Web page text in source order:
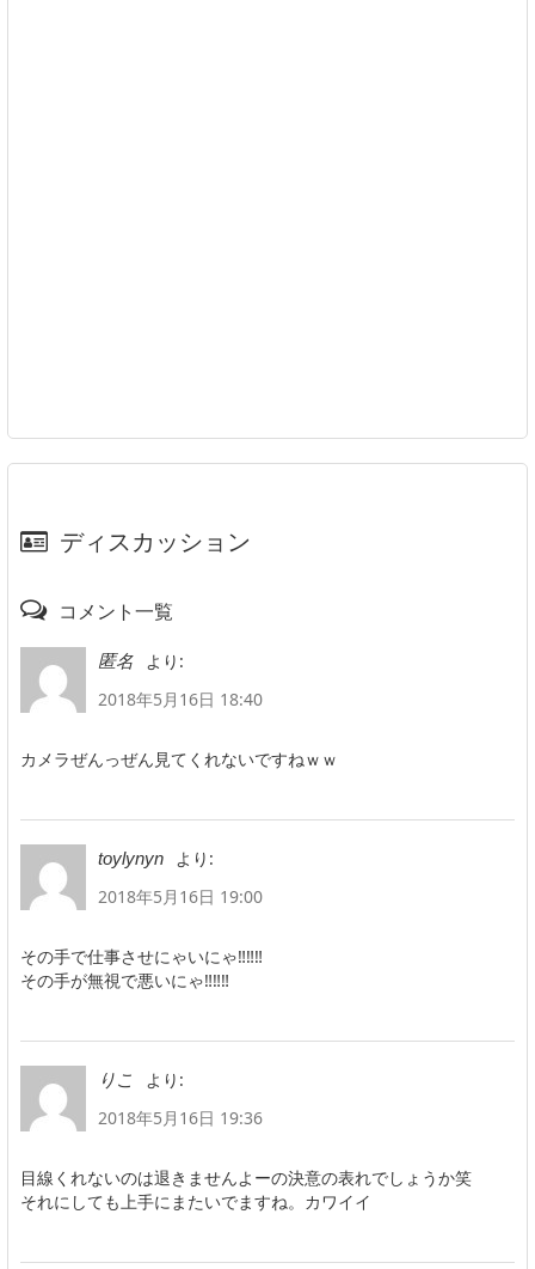
ディスカッション
コメント一覧
匿名
より:
2018年5月16日 18:40
カメラぜんっぜん見てくれないですねｗｗ
toylynyn
より:
2018年5月16日 19:00
その手で仕事させにゃいにゃ‼‼‼
その手が無視で悪いにゃ‼‼‼
りこ
より:
2018年5月16日 19:36
目線くれないのは退きませんよーの決意の表れでしょうか笑
それにしても上手にまたいでますね。カワイイ